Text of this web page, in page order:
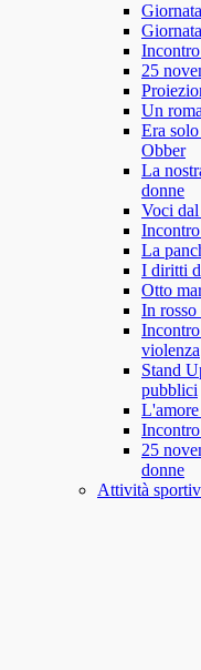
25
Un
Era
Obber
La
donne
Voci
La
I diritti
Otto
In
violenza
Stand
pubblici
25
donne
Attività